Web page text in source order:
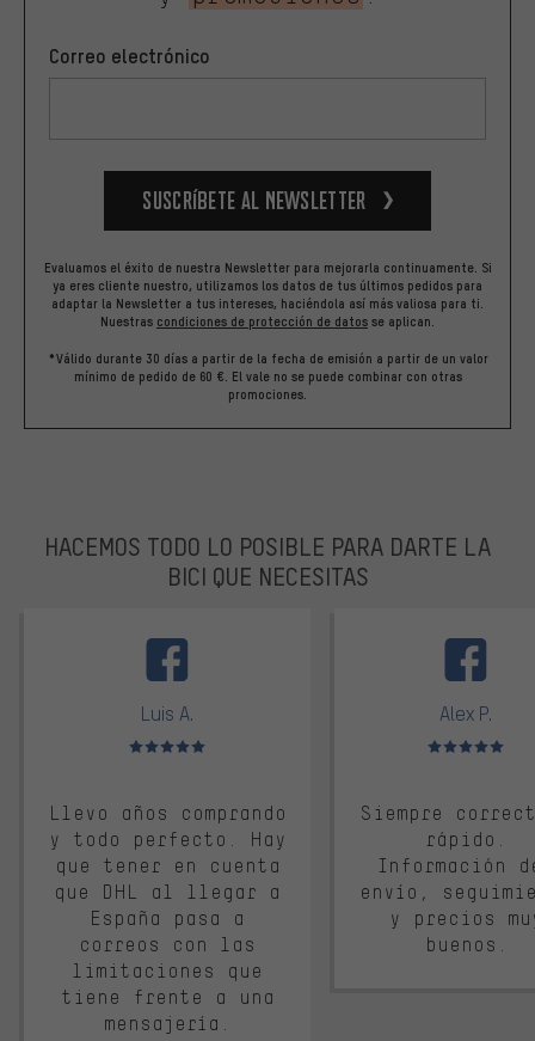
Correo electrónico
Suscríbete al newsletter
Evaluamos el éxito de nuestra Newsletter para mejorarla continuamente. Si
ya eres cliente nuestro, utilizamos los datos de tus últimos pedidos para
adaptar la Newsletter a tus intereses, haciéndola así más valiosa para ti.
Nuestras condiciones de protección de datos se aplican.
*Válido durante 30 días a partir de la fecha de emisión a partir de un valor
mínimo de pedido de 60 €. El vale no se puede combinar con otras
promociones.
HACEMOS TODO LO POSIBLE PARA DARTE LA
BICI QUE NECESITAS
Luis A.
Valoración media: 5 de 5
Llevo años comprando
y todo perfecto. Hay
que tener en cuenta
que DHL al llegar a
España pasa a
correos con las
limitaciones que
tiene frente a una
mensajería.
Alex P.
Valoración
Siempre
rápido.
Información
envío,
y precios
buenos.